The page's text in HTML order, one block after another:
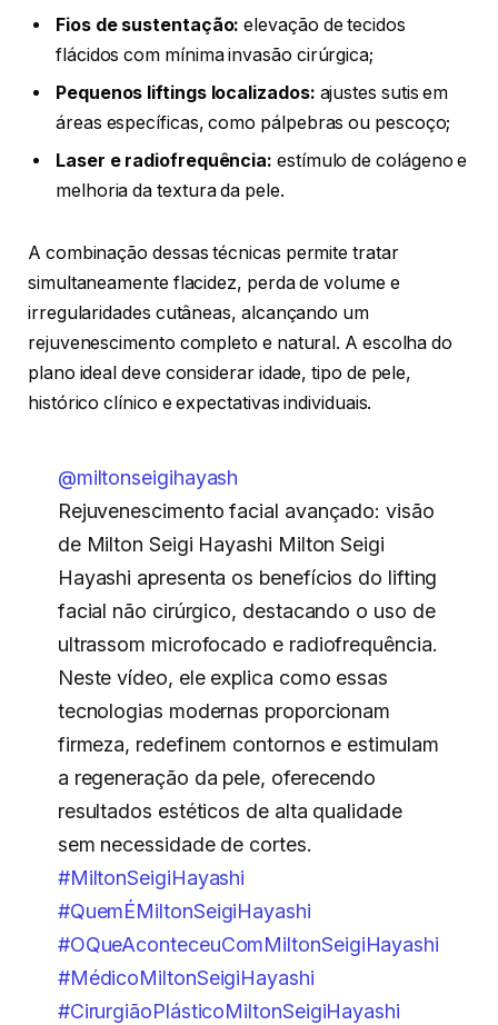
Fios de sustentação: elevação de tecidos
flácidos com mínima invasão cirúrgica;
Pequenos liftings localizados: ajustes sutis em
áreas específicas, como pálpebras ou pescoço;
Laser e radiofrequência:estímulo de colágeno e
melhoria da textura da pele.
A combinação dessas técnicas permite tratar
simultaneamente flacidez, perda de volume e
irregularidades cutâneas, alcançando um
rejuvenescimento completo e natural. A escolha do
plano ideal deve considerar idade, tipo de pele,
histórico clínico e expectativas individuais.
@miltonseigihayash
Rejuvenescimento facial avançado: visão
de Milton Seigi Hayashi Milton Seigi
Hayashi apresenta os benefícios do lifting
facial não cirúrgico, destacando o uso de
ultrassom microfocado e radiofrequência.
Neste vídeo, ele explica como essas
tecnologias modernas proporcionam
firmeza, redefinem contornos e estimulam
a regeneração da pele, oferecendo
resultados estéticos de alta qualidade
sem necessidade de cortes.
#MiltonSeigiHayashi
#QuemÉMiltonSeigiHayashi
#OQueAconteceuComMiltonSeigiHayashi
#MédicoMiltonSeigiHayashi
#CirurgiãoPlásticoMiltonSeigiHayashi